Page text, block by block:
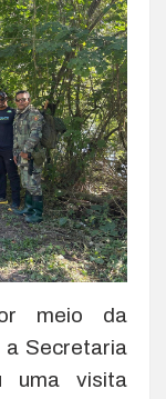
meio da
a Secretaria
uma visita